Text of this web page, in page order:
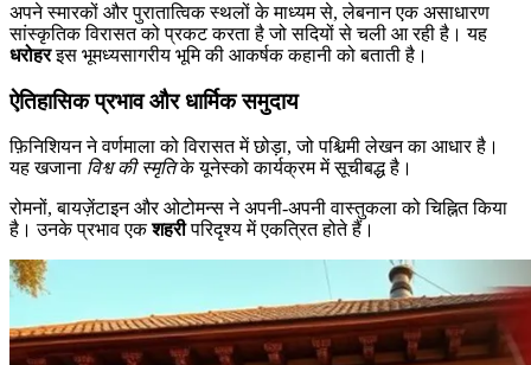
अपने स्मारकों और पुरातात्विक स्थलों के माध्यम से, लेबनान एक असाधारण
सांस्कृतिक विरासत को प्रकट करता है जो सदियों से चली आ रही है। यह
धरोहरइस भूमध्यसागरीय भूमि की आकर्षक कहानी को बताती है।
ऐतिहासिक प्रभाव और धार्मिक समुदाय
फ़िनिशियन ने वर्णमाला को विरासत में छोड़ा, जो पश्चिमी लेखन का आधार है।
यह खजाना विश्व की स्मृतिके यूनेस्को कार्यक्रम में सूचीबद्ध है।
रोमनों, बायज़ेंटाइन और ओटोमन्स ने अपनी-अपनी वास्तुकला को चिह्नित किया
है। उनके प्रभाव एकशहरीपरिदृश्य में एकत्रित होते हैं।